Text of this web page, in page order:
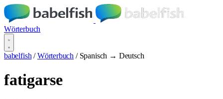
Wörterbuch
babelfish / Wörterbuch / Spanisch → Deutsch
fatigarse